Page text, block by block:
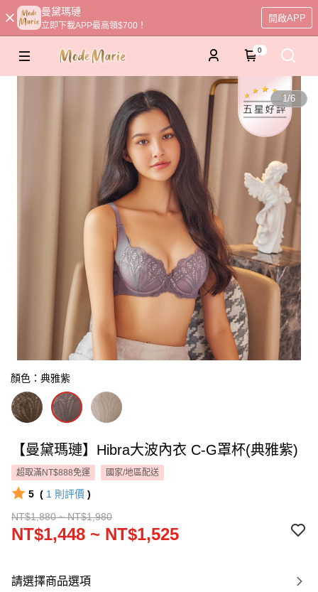
曼黛瑪璉
立即下載APP最高領$700！
開啟APP
0
1/6
顏色：典雅紫
【曼黛瑪璉】Hibra大波內衣 C-G罩杯(典雅紫)
超取滿NT$888免運 國家/地區配送
5 ( 1 則評價 )
NT$1,880 ~ NT$1,980
NT$1,448 ~ NT$1,525
請選擇商品選項